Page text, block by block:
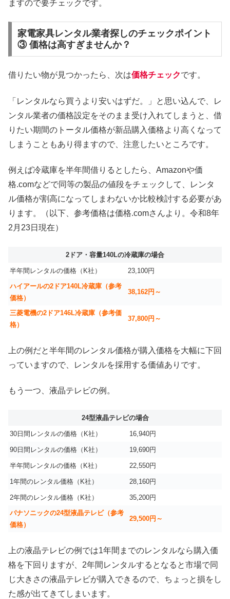
ますので要チェックです。
家電家具レンタル業者探しのチェックポイント
③ 価格は高すぎませんか？
借りたい物が見つかったら、次は価格チェックです。
「レンタルなら買うより安いはずだ。」と思い込んで、レ
ンタル業者の価格設定をそのまま受け入れてしまうと、借
りたい期間のトータル価格が新品購入価格より高くなって
しまうこともあり得ますので、注意したいところです。
例えば冷蔵庫を半年間借りるとしたら、Amazonや価
格.comなどで同等の製品の値段をチェックして、レンタ
ル価格が割高になってしまわないか比較検討する必要があ
ります。（以下、参考価格は価格.comさんより。令和8年
2月23日現在）
2ドア・容量140Lの冷蔵庫の場合
半年間レンタルの価格（K社）
23,100円
ハイアールの2ドア140L冷蔵庫（参考
価格）
38,162円～
三菱電機の2ドア146L冷蔵庫（参考価
格）
37,800円～
上の例だと半年間のレンタル価格が購入価格を大幅に下回
っていますので、レンタルを採用する価値ありです。
もう一つ、液晶テレビの例。
24型液晶テレビの場合
30日間レンタルの価格（K社） 16,940円
90日間レンタルの価格（K社） 19,690円
半年間レンタルの価格（K社） 22,550円
1年間のレンタル価格（K社） 28,160円
2年間のレンタル価格（K社）
35,200円
パナソニックの24型液晶テレビ（参考
価格）
29,500円～
上の液晶テレビの例では1年間までのレンタルなら購入価
格を下回りますが、2年間レンタルするとなると市場で同
じ大きさの液晶テレビが購入できるので、ちょっと損をし
た感が出てきてしまいます。